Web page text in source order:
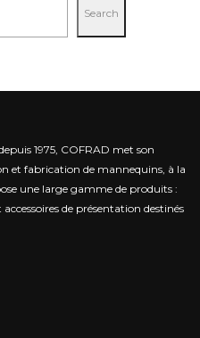
Search
1975, COFRAD met son
et fabrication de mannequins, à la
une large gamme de produits :
de présentation destinés